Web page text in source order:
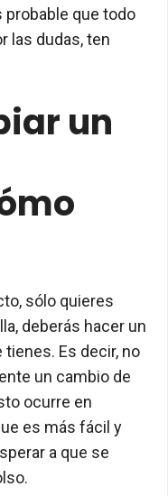
probable que todo
las dudas, ten
un
sólo quieres
deberás hacer un
Es decir, no
un cambio de
ocurre en
es más fácil y
a que se